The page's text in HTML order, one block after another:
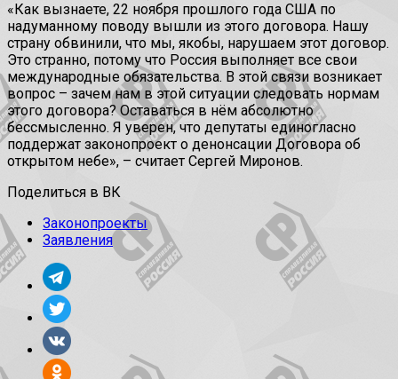
«Как вызнаете, 22 ноября прошлого года США по
надуманному поводу вышли из этого договора. Нашу
страну обвинили, что мы, якобы, нарушаем этот договор.
Это странно, потому что Россия выполняет все свои
международные обязательства. В этой связи возникает
вопрос – зачем нам в этой ситуации следовать нормам
этого договора? Оставаться в нём абсолютно
бессмысленно. Я уверен, что депутаты единогласно
поддержат законопроект о денонсации Договора об
открытом небе», – считает Сергей Миронов.
Поделиться в ВК
Законопроекты
Заявления